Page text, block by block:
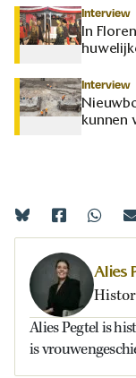
Interview
In
Interview
kunnen
Alies
Alies Pegtel is
is